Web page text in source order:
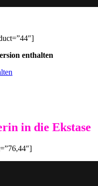
enthalten
in die Ekstase